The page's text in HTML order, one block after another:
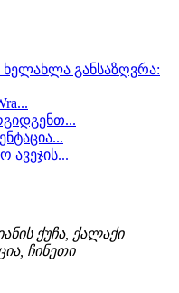
განსაზღვრა:
ავეჯის...
ქუჩა, ქალაქი
ჩინეთი